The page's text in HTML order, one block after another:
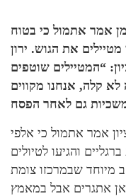
אמר אתמול כי בטוח
את הגוש. ירון
“המטיילים שוטפים
קלה, אנחנו מקווים
אמר אתמול כי אלפי
והגיעו לטיולים
מיוחד שבמרכזו צומת
אתגרים אבל במאמץ